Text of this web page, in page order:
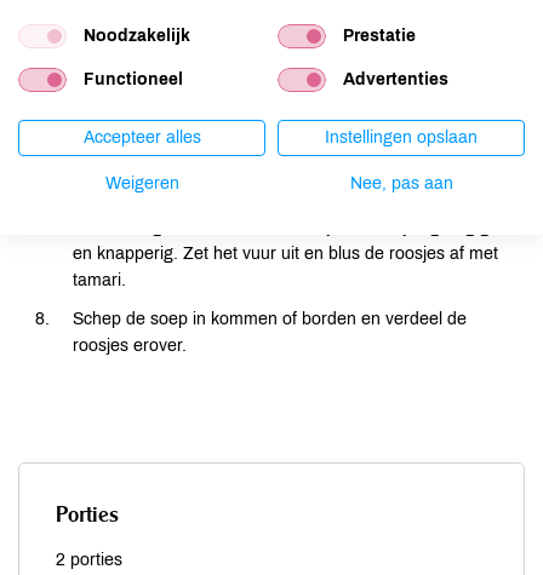
en dan aan de soep toevoegen.
Ris de blaadjes van de tijm boven de soep van hun
boven naar beneden langs de tijm te halen. Of voeg de
gedroogde tijm toe.
en knapperig. Zet het vuur uit en blus de roosjes af met
tamari.
Schep de soep in kommen of borden en verdeel de
roosjes erover.
Porties
2 porties
Noodzakelijk Prestatie
Functioneel Advertenties
Accepteer alles Instellingen opslaan
Weigeren Nee, pas aan